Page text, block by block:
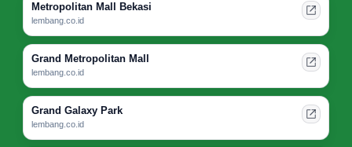
Metropolitan Mall Bekasi
lembang.co.id
Grand Metropolitan Mall
lembang.co.id
Grand Galaxy Park
lembang.co.id